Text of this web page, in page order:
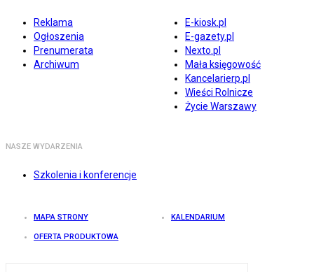
Reklama
Ogłoszenia
Prenumerata
Archiwum
E-kiosk.pl
E-gazety.pl
Nexto.pl
Mała księgowość
Kancelarierp.pl
Wieści Rolnicze
Życie Warszawy
NASZE WYDARZENIA
Szkolenia i konferencje
MAPA STRONY KALENDARIUM
OFERTA PRODUKTOWA